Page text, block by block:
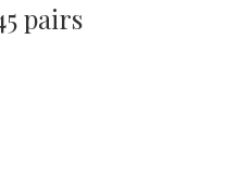
pairs